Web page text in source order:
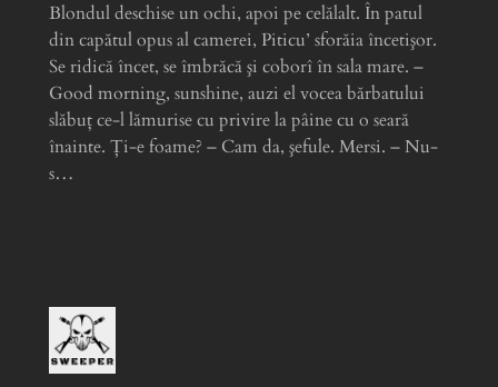
Blondul deschise un ochi, apoi pe celălalt. În patul
din capătul opus al camerei, Piticu’ sforăia încetişor.
Se ridică încet, se îmbrăcă şi coborî în sala mare. –
Good morning, sunshine, auzi el vocea bărbatului
slăbuţ ce-l lămurise cu privire la pâine cu o seară
înainte. Ţi-e foame? – Cam da, şefule. Mersi. – Nu-
s…